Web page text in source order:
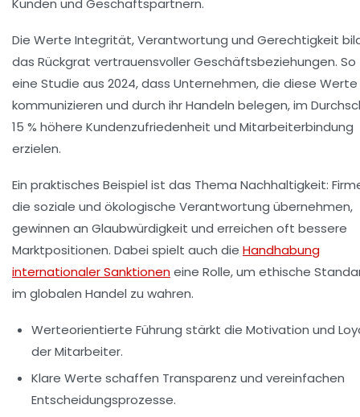
Kunden und Geschäftspartnern.
Die Werte Integrität,Verantwortung und Gerechtigkeit
das Rückgrat vertrauensvoller Geschäftsbeziehungen.
eine Studie aus 2024, dass Unternehmen, die diese
kommunizieren und durch ihr Handeln belegen, im
15 % höhere Kundenzufriedenheit und Mitarbeiterbindung
erzielen.
Ein praktisches Beispiel ist das Thema Nachhaltigkeit:
die soziale und ökologische Verantwortung übernehmen,
gewinnen an Glaubwürdigkeit und erreichen oft bessere
Marktpositionen. Dabei spielt auch die Handhabung
internationaler Sanktioneneine Rolle, um ethische
im globalen Handel zu wahren.
Werteorientierte Führung stärkt die Motivation und
der Mitarbeiter.
Klare Werte schaffen Transparenz und vereinfachen
Entscheidungsprozesse.